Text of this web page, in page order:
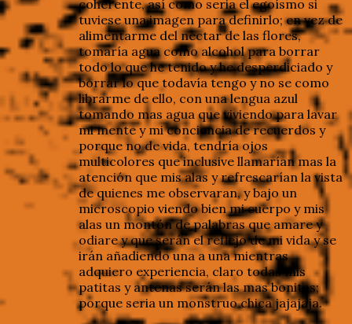
coherente, así como seria el egoísmo si
tuviese una imagen para definirlo; en vez de
alimentarme del néctar de las flores,
tomaría agua como alcohol para borrar
todo lo que he tenido y he desperdiciado y
borrar lo que todavía tengo y no se como
librarme de ello, con una lengua azul
tomando mas agua que viviendo para lavar
mi mente y mi conciencia de recuerdos y
porque no de vida, tendría ojos
multicolores que inclusive llamarían mas la
atención que mis alas y refrescarían la vista
de quienes me observaran, y bajo un
microscopio viendo bien mi cuerpo y mis
alas un montón de palabras que amare y
odiare y que serán el reflejo de mi vida y se
irán añadiendo una a una mientras
adquiero experiencia, claro todas mis
patitas y antenas serán las mas bonitas;
porque seria un monstruo chica jajajaja.